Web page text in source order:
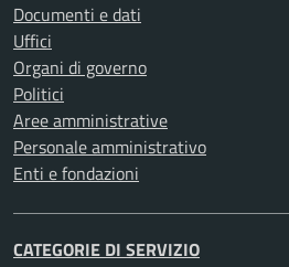
Documenti e dati
Uffici
Organi di governo
Politici
Aree amministrative
Personale amministrativo
Enti e fondazioni
CATEGORIE DI SERVIZIO